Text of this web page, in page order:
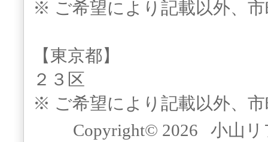
※ ご希望により記載以外、
【東京都】
２３区
※ ご希望により記載以外、
Copyright© 2026 小山